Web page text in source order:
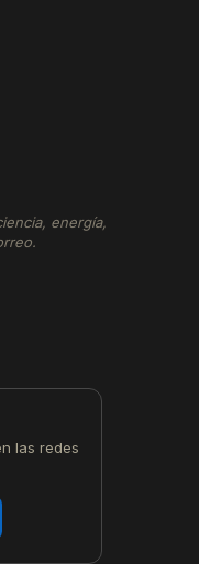
energía,
las redes